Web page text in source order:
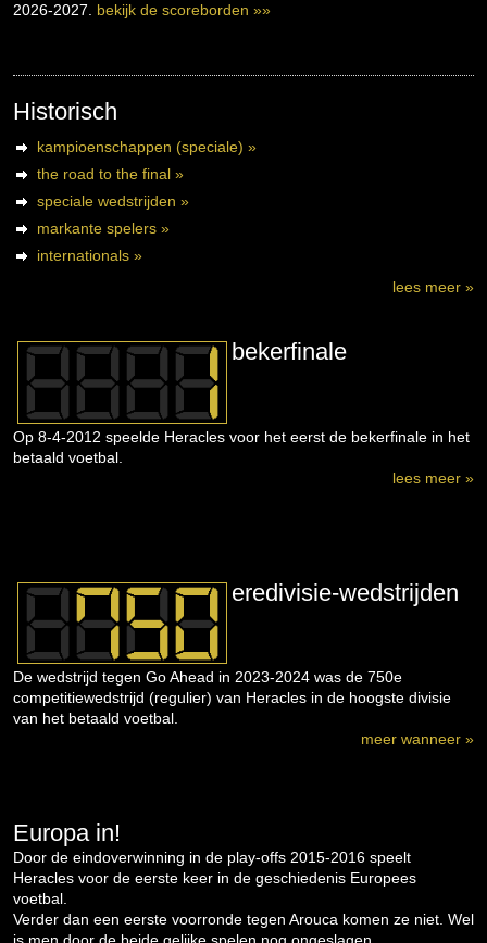
2026-2027. bekijk de scoreborden »»
Historisch
kampioenschappen (speciale) »
the road to the final »
speciale wedstrijden »
markante spelers »
internationals »
lees meer »
bekerfinale
Op 8-4-2012 speelde Heracles voor het eerst de bekerfinale in het
betaald voetbal.
lees meer »
eredivisie-wedstrijden
De wedstrijd tegen Go Ahead in 2023-2024 was de 750e
competitiewedstrijd (regulier) van Heracles in de hoogste divisie
van het betaald voetbal.
meer wanneer »
Europa in!
Door de eindoverwinning in de play-offs 2015-2016 speelt
Heracles voor de eerste keer in de geschiedenis Europees
voetbal.
Verder dan een eerste voorronde tegen Arouca komen ze niet. Wel